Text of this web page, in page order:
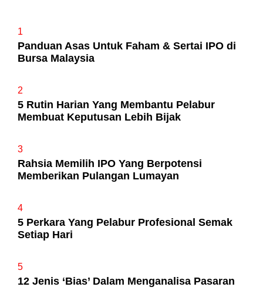
1
Panduan Asas Untuk Faham & Sertai IPO di
Bursa Malaysia
2
5 Rutin Harian Yang Membantu Pelabur
Membuat Keputusan Lebih Bijak
3
Rahsia Memilih IPO Yang Berpotensi
Memberikan Pulangan Lumayan
4
5 Perkara Yang Pelabur Profesional Semak
Setiap Hari
5
12 Jenis ‘Bias’ Dalam Menganalisa Pasaran